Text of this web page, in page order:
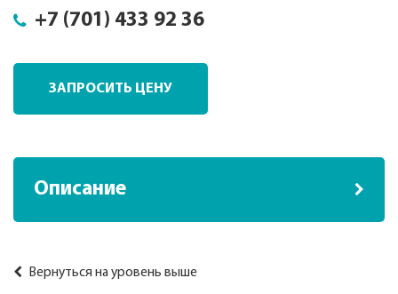
+7 (701) 433 92 36
ЗАПРОСИТЬ ЦЕНУ
Описание
Вернуться на уровень выше